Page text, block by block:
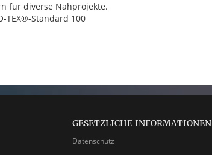
für diverse Nähprojekte.
TEX®-Standard 100
GESETZLICHE INFORMATIONEN
Datenschutz